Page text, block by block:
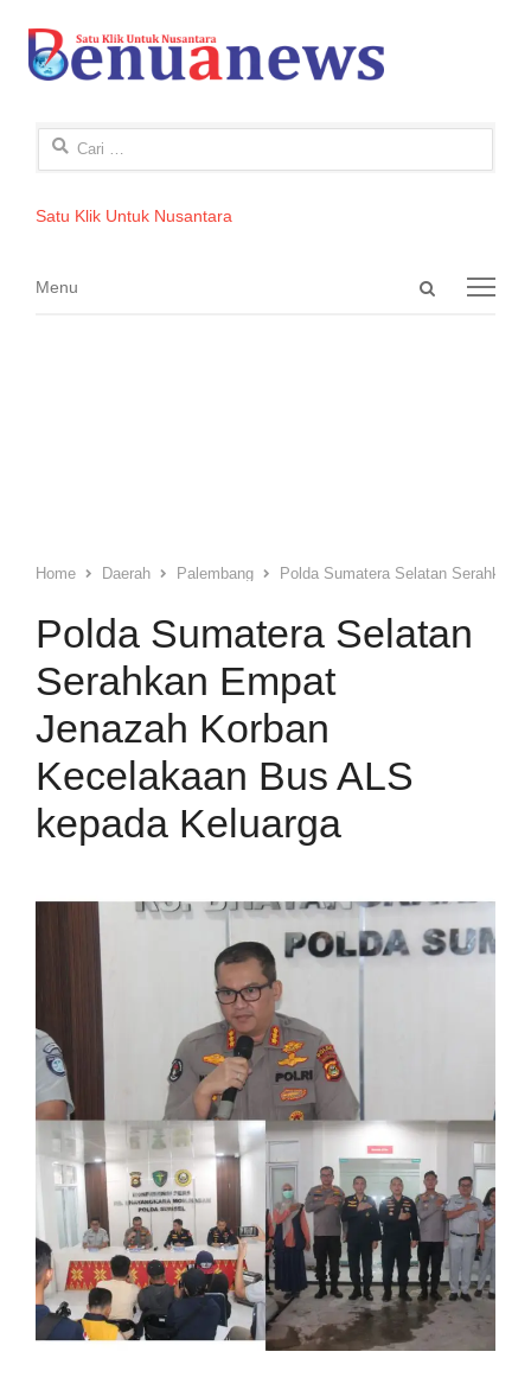
Cari
Satu Klik Untuk Nusantara
Open
Menu
Menu
Home Daerah Palembang Polda Sumatera Selatan Serahkan
Polda Sumatera Selatan
Serahkan Empat
Jenazah Korban
Kecelakaan Bus ALS
kepada Keluarga